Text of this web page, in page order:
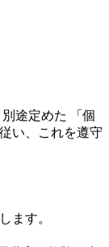
途定めた 「個
い、これを遵守
ます。